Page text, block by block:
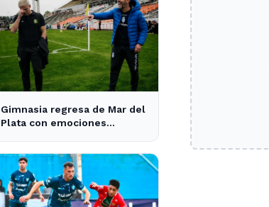
Gimnasia regresa de Mar del
Plata con emociones